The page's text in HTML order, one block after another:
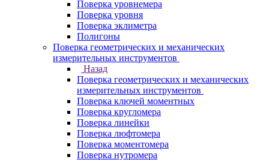
Поверка уровнемера
Поверка уровня
Поверка эклиметра
Полигоны
Поверка геометрических и механических
измерительных инструментов
Назад
Поверка геометрических и механических
измерительных инструментов
Поверка ключей моментных
Поверка кругломера
Поверка линейки
Поверка люфтомера
Поверка моментомера
Поверка нутромера